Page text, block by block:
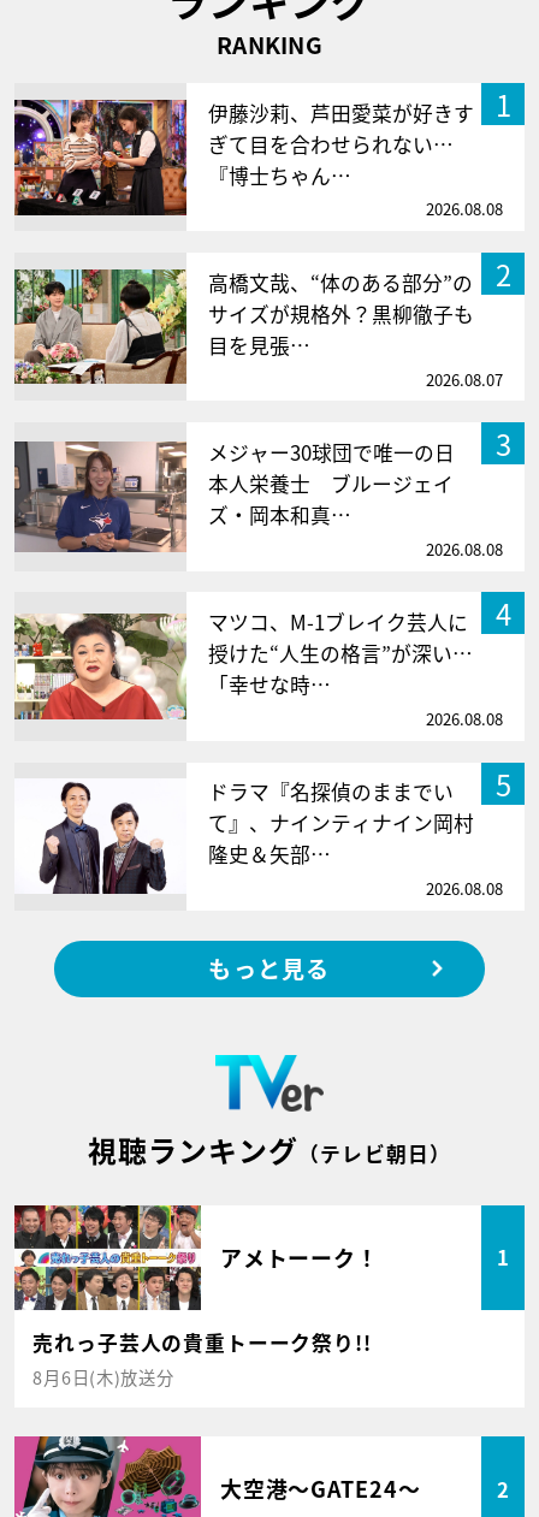
RANKING
1
伊藤沙莉、芦田愛菜が好きす
ぎて目を合わせられない…
『博士ちゃん…
2026.08.08
2
高橋文哉、“体のある部分”の
サイズが規格外？黒柳徹子も
目を見張…
2026.08.07
3
メジャー30球団で唯一の日
本人栄養士 ブルージェイ
ズ・岡本和真…
2026.08.08
4
マツコ、M-1ブレイク芸人に
授けた“人生の格言”が深い…
「幸せな時…
2026.08.08
5
ドラマ『名探偵のままでい
て』、ナインティナイン岡村
隆史＆矢部…
2026.08.08
もっと見る
視聴ランキング （テレビ朝日）
アメトーーク！ 1
売れっ子芸人の貴重トーーク祭り!!
8月6日(木)放送分
大空港～GATE24～ 2